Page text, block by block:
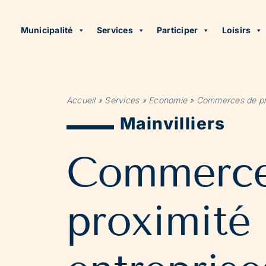
Municipalité Services Participer Loisirs
Accueil» Services» Economie» Commerces de
Mainvilliers
proximité